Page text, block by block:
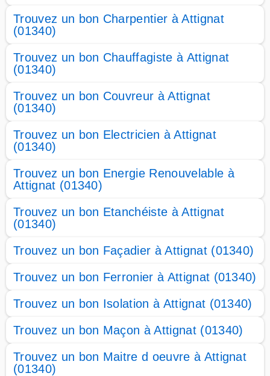
Trouvez un bon Charpentier à Attignat
(01340)
Trouvez un bon Chauffagiste à Attignat
(01340)
Trouvez un bon Couvreur à Attignat
(01340)
Trouvez un bon Electricien à Attignat
(01340)
Trouvez un bon Energie Renouvelable à
Attignat (01340)
Trouvez un bon Etanchéiste à Attignat
(01340)
Trouvez un bon Façadier à Attignat (01340)
Trouvez un bon Ferronier à Attignat (01340)
Trouvez un bon Isolation à Attignat (01340)
Trouvez un bon Maçon à Attignat (01340)
Trouvez un bon Maitre d oeuvre à Attignat
(01340)